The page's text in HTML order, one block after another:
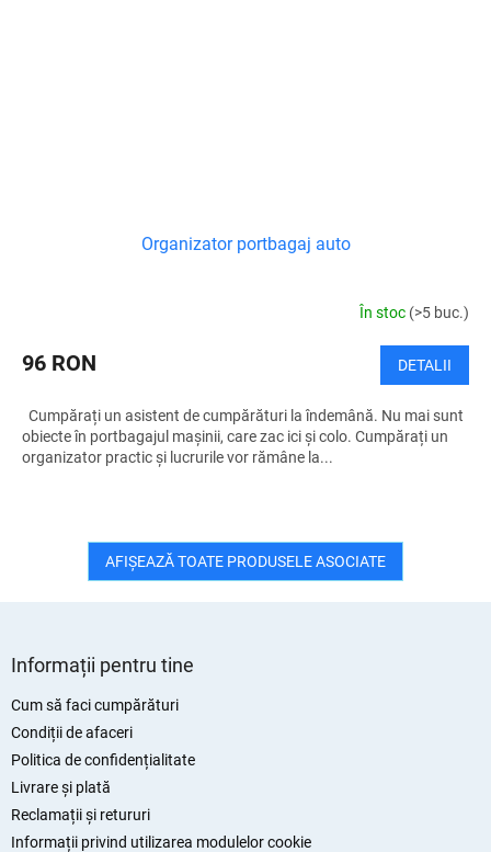
Organizator portbagaj auto
În stoc (>5 buc.)
96 RON DETALII
Cumpărați un asistent de cumpărături la îndemână. Nu mai sunt
obiecte în portbagajul mașinii, care zac ici și colo. Cumpărați un
organizator practic și lucrurile vor rămâne la...
AFIŞEAZĂ TOATE PRODUSELE ASOCIATE
Informații pentru tine
Cum să faci cumpărături
Condiții de afaceri
Politica de confidențialitate
Livrare și plată
Reclamații și retururi
Informații privind utilizarea modulelor cookie